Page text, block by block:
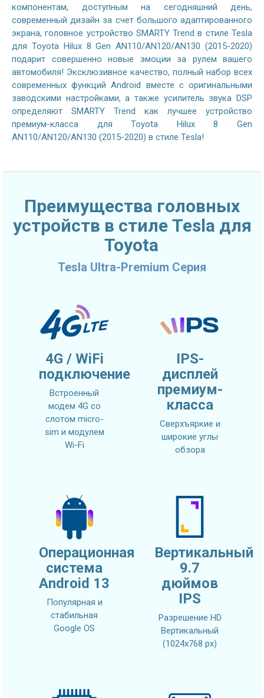
компонентам, доступным на сегодняшний день,
современный дизайн за счет большого адаптированного
экрана, головное устройство SMARTY Trend в стиле Tesla
для Toyota Hilux 8 Gen AN110/AN120/AN130 (2015-2020)
подарит совершенно новые эмоции за рулем вашего
автомобиля! Эксклюзивное качество, полный набор всех
современных функций Android вместе с оригинальными
заводскими настройками, а также усилитель звука DSP
определяют SMARTY Trend как лучшее устройство
премиум-класса для Toyota Hilux 8 Gen
AN110/AN120/AN130 (2015-2020) в стиле Tesla!
Преимущества головных
устройств в стиле Tesla для
Toyota
Tesla Ultra-Premium Серия
4G / WiFi
подключение
Встроенный
модем 4G со
слотом micro-
sim и модулем
Wi-Fi
IPS-
дисплей
премиум-
класса
Сверхъяркие и
широкие углы
обзора
Операционная
система
Android 13
Популярная и
стабильная
Google OS
Вертикальный
9.7
дюймов
IPS
Разрешение HD
Вертикальный
(1024x768 px)